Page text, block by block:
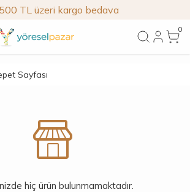
TL üzeri kargo bedava
0
Sayfası
hiç ürün bulunmamaktadır.